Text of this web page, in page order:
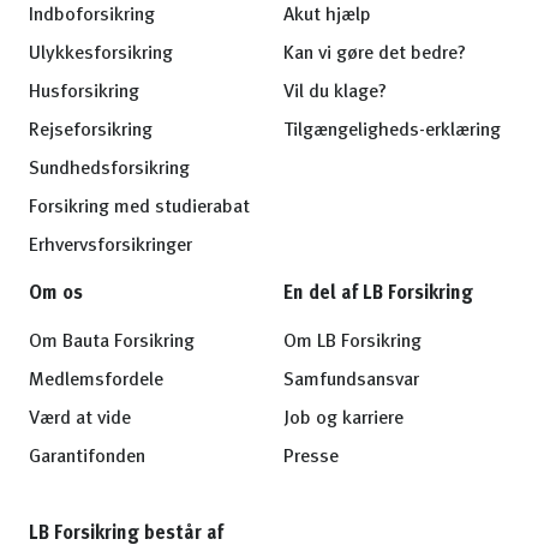
Indboforsikring
Ulykkesforsikring
Husforsikring
Rejseforsikring
Sundhedsforsikring
Forsikring med studierabat
Erhvervsforsikringer
Akut hjælp
Kan vi gøre det bedre?
Vil du klage?
Tilgængeligheds-erklæring
Om os
Om Bauta Forsikring
Medlemsfordele
Værd at vide
Garantifonden
En del af LB Forsikring
Om LB Forsikring
Samfundsansvar
Job og karriere
Presse
LB Forsikring består af